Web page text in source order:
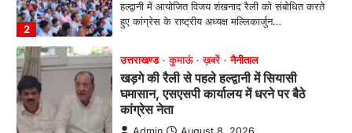
3
कांग्रेस कार्यकर्ताओं की बसें रोकने का आरोप, एसएसपी
ऑफिस में धरने पर बैठे गोदियाल और…
अल्मोड़ा उत्तराखण्ड कुमाऊं ख़बरें
मानिला देवी मंदिर में श्रीमद्भागवत कथा के चतुर्थ
दिवस धूमधाम से मनाया गया श्रीकृष्ण जन्मोत्सव,
राज्य मंत्री कैलाश पंत ने किया कथा श्रवण